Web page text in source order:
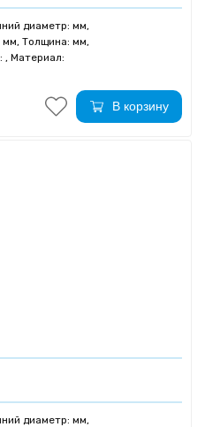
диаметр: мм,
Толщина: мм,
, Материал:
В корзину
диаметр: мм,